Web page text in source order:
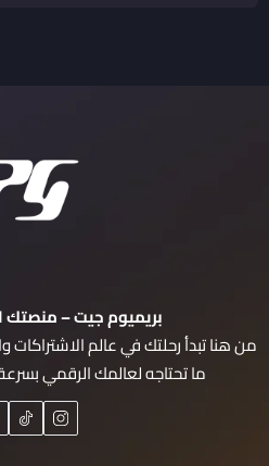
بريميوم جيت – منصتك
من هنا تبدأ رحلتك في عالم
ما تحتاجه لعالمك الرقمي